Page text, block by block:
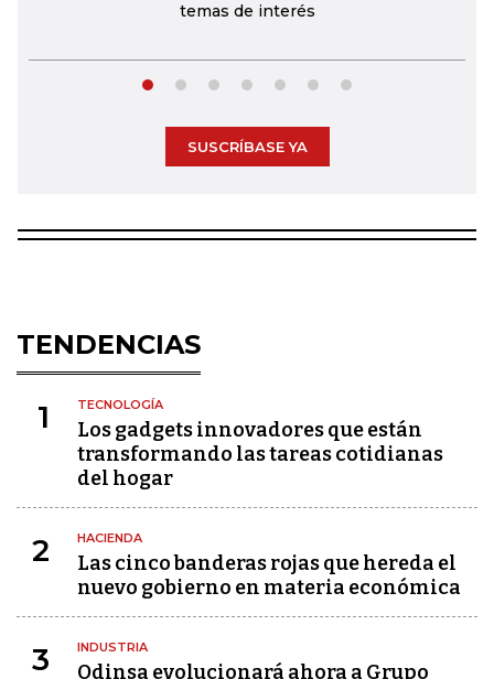
temas de interés
SUSCRÍBASE YA
TENDENCIAS
1 TECNOLOGÍA
Los gadgets innovadores que están
transformando las tareas cotidianas
del hogar
2 HACIENDA
Las cinco banderas rojas que hereda el
nuevo gobierno en materia económica
3 INDUSTRIA
Odinsa evolucionará ahora a Grupo